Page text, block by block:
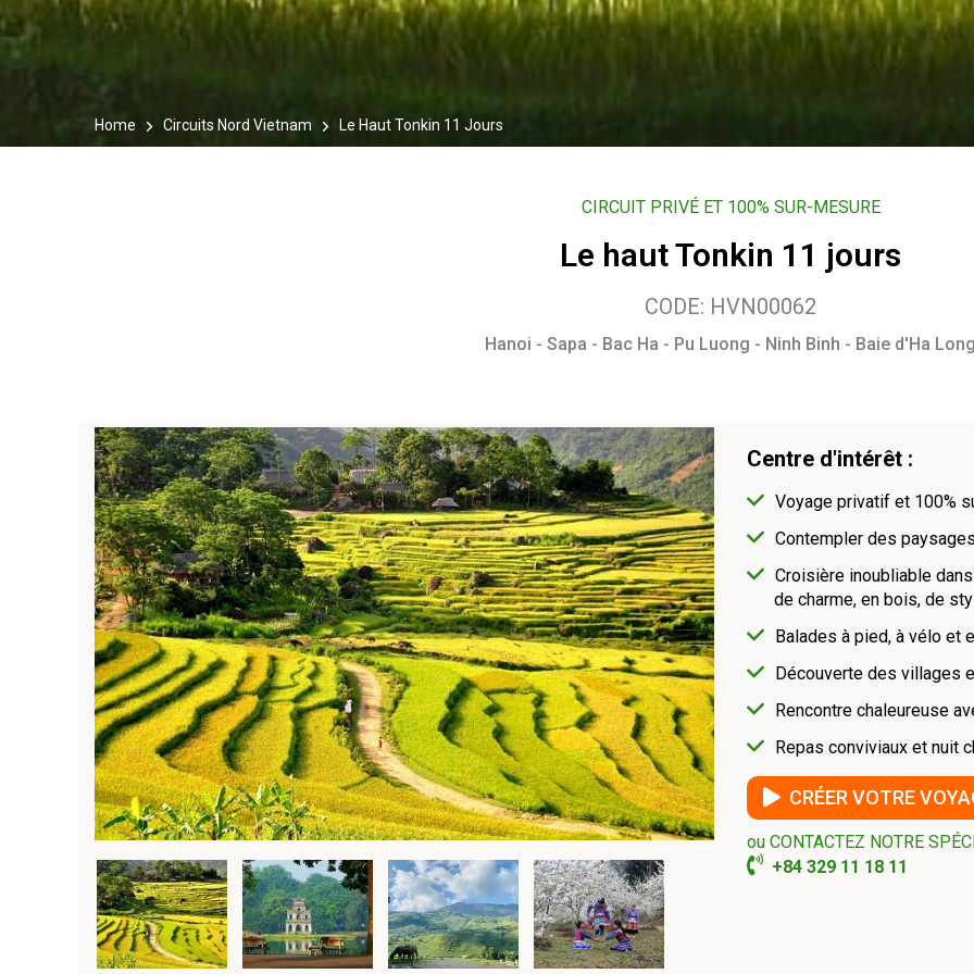
Home Circuits Nord Vietnam Le Haut Tonkin 11 Jours
CIRCUIT PRIVÉ ET 100% SUR-MESURE
Le haut Tonkin 11 jours
CODE: HVN00062
Hanoi - Sapa - Bac Ha - Pu Luong - Ninh Binh - Baie d'Ha
Centre d'intérêt :
Voyage privatif et 100%
Contempler des
Croisière inoubliable dans
de charme, en bois, de
Balades à pied, à vélo et
Découverte des villages
Rencontre chaleureuse
Repas conviviaux et nuit
CRÉER VOTRE
ou CONTACTEZ NOTRE
+84 329 11 18 11